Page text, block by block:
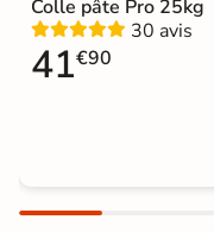
Colle pâte Pro 25kg
30 avis
41€90